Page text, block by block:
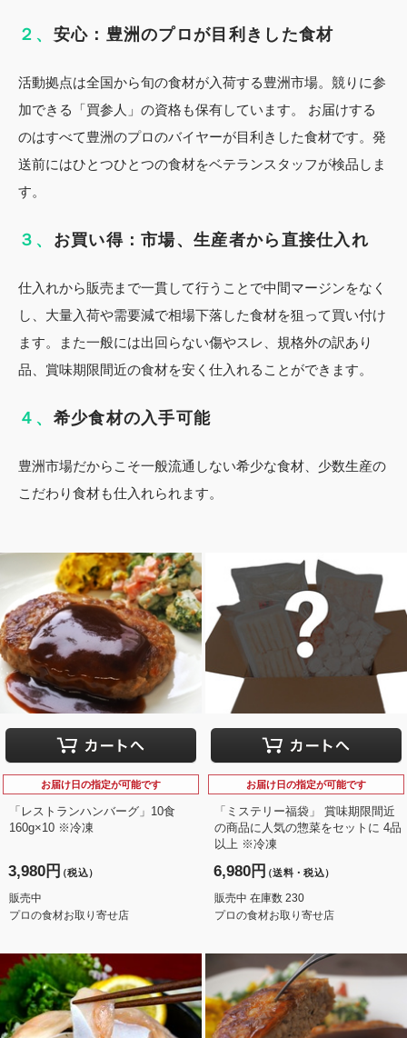
２、 安心：豊洲のプロが目利きした食材
活動拠点は全国から旬の食材が入荷する豊洲市場。競りに参
加できる「買参人」の資格も保有しています。 お届けする
のはすべて豊洲のプロのバイヤーが目利きした食材です。発
送前にはひとつひとつの食材をベテランスタッフが検品しま
す。
３、 お買い得：市場、生産者から直接仕入れ
仕入れから販売まで一貫して行うことで中間マージンをなく
し、大量入荷や需要減で相場下落した食材を狙って買い付け
ます。また一般には出回らない傷やスレ、規格外の訳あり
品、賞味期限間近の食材を安く仕入れることができます。
４、 希少食材の入手可能
豊洲市場だからこそ一般流通しない希少な食材、少数生産の
こだわり食材も仕入れられます。
お届け日の指定が可能です
「レストランハンバーグ」10食
160g×10 ※冷凍
3,980円（税込）
販売中
プロの食材お取り寄せ店
お届け日の指定が可能です
「ミステリー福袋」 賞味期限間近
の商品に人気の惣菜をセットに 4品
以上 ※冷凍
6,980円（送料・税込）
販売中 在庫数 230
プロの食材お取り寄せ店